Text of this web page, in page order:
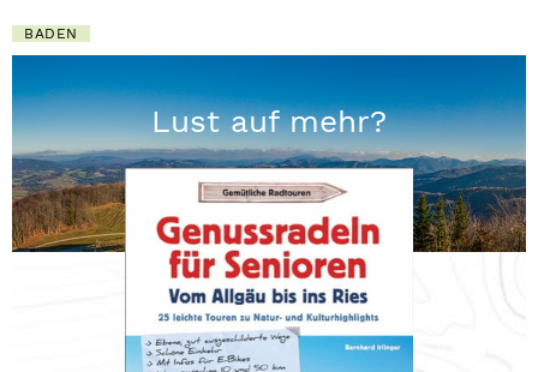
BADEN
Lust auf mehr?